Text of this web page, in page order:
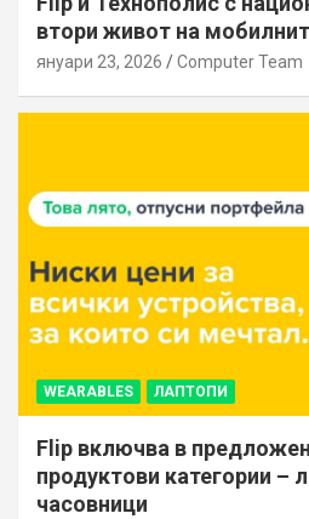
втори живот на
януари 23, 2026 Computer Team
WEARABLES ЛАПТОПИ
Flip включва в
продуктови категории –
часовници